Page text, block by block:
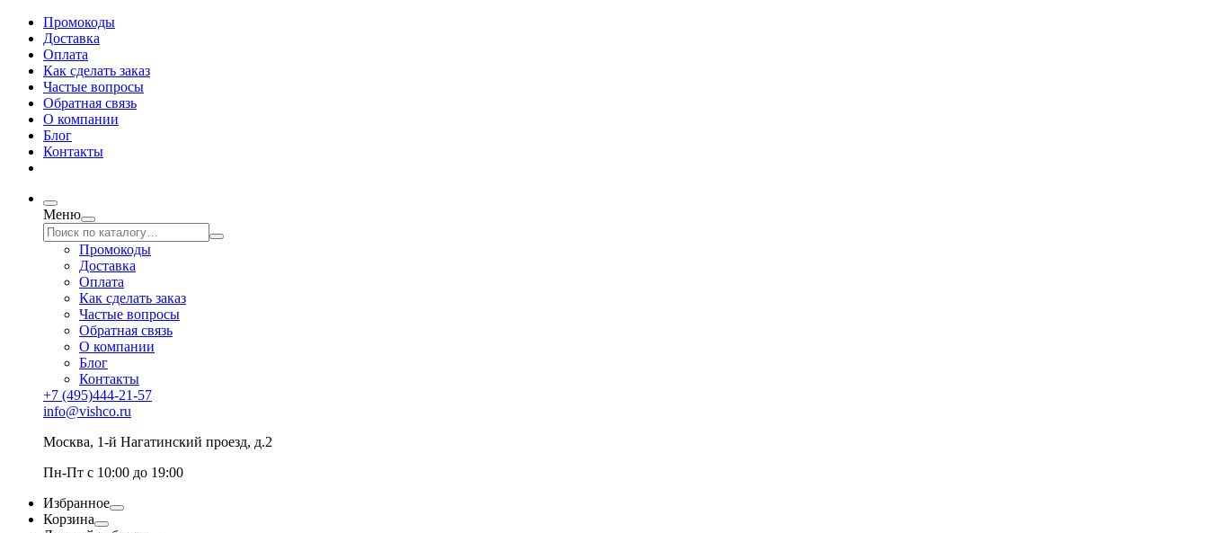
Промокоды
Доставка
Оплата
Как сделать заказ
Частые вопросы
Обратная связь
О компании
Блог
Контакты
Меню
Промокоды
Доставка
Оплата
Как сделать заказ
Частые вопросы
Обратная связь
О компании
Блог
Контакты
+7 (495)444-21-57
info@vishco.ru
Москва, 1-й Нагатинский проезд, д.2
Пн-Пт с 10:00 до 19:00
Избранное
Корзина